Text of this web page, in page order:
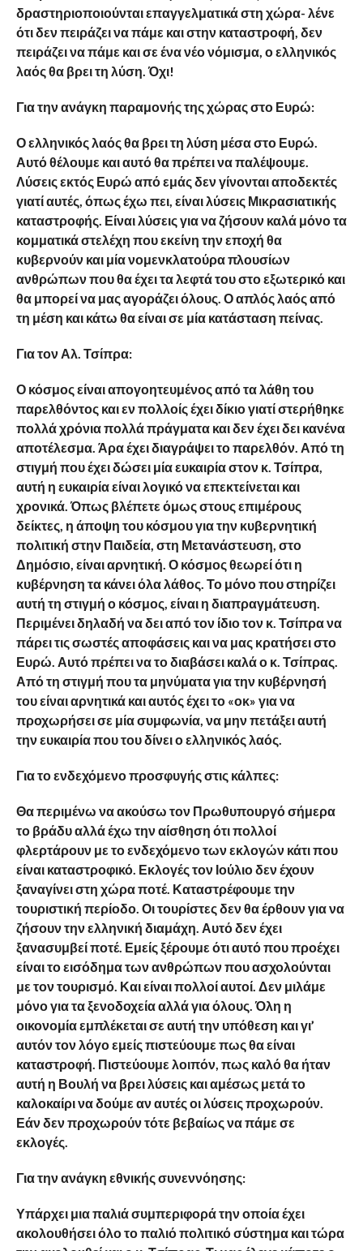
δραστηριοποιούνται επαγγελματικά στη χώρα- λένε
ότι δεν πειράζει να πάμε και στην καταστροφή, δεν
πειράζει να πάμε και σε ένα νέο νόμισμα, ο ελληνικός
λαός θα βρει τη λύση. Όχι!
Για την ανάγκη παραμονής της χώρας στο Ευρώ:
Ο ελληνικός λαός θα βρει τη λύση μέσα στο Ευρώ.
Αυτό θέλουμε και αυτό θα πρέπει να παλέψουμε.
Λύσεις εκτός Ευρώ από εμάς δεν γίνονται αποδεκτές
γιατί αυτές, όπως έχω πει, είναι λύσεις Μικρασιατικής
καταστροφής. Είναι λύσεις για να ζήσουν καλά μόνο τα
κομματικά στελέχη που εκείνη την εποχή θα
κυβερνούν και μία νομενκλατούρα πλουσίων
ανθρώπων που θα έχει τα λεφτά του στο εξωτερικό και
θα μπορεί να μας αγοράζει όλους. Ο απλός λαός από
τη μέση και κάτω θα είναι σε μία κατάσταση πείνας.
Για τον Αλ. Τσίπρα:
Ο κόσμος είναι απογοητευμένος από τα λάθη του
παρελθόντος και εν πολλοίς έχει δίκιο γιατί στερήθηκε
πολλά χρόνια πολλά πράγματα και δεν έχει δει κανένα
αποτέλεσμα. Άρα έχει διαγράψει το παρελθόν. Από τη
στιγμή που έχει δώσει μία ευκαιρία στον κ. Τσίπρα,
αυτή η ευκαιρία είναι λογικό να επεκτείνεται και
χρονικά. Όπως βλέπετε όμως στους επιμέρους
δείκτες, η άποψη του κόσμου για την κυβερνητική
πολιτική στην Παιδεία, στη Μετανάστευση, στο
Δημόσιο, είναι αρνητική. Ο κόσμος θεωρεί ότι η
κυβέρνηση τα κάνει όλα λάθος. Το μόνο που στηρίζει
αυτή τη στιγμή ο κόσμος, είναι η διαπραγμάτευση.
Περιμένει δηλαδή να δει από τον ίδιο τον κ. Τσίπρα να
πάρει τις σωστές αποφάσεις και να μας κρατήσει στο
Ευρώ. Αυτό πρέπει να το διαβάσει καλά ο κ. Τσίπρας.
Από τη στιγμή που τα μηνύματα για την κυβέρνησή
του είναι αρνητικά και αυτός έχει το «οκ» για να
προχωρήσει σε μία συμφωνία, να μην πετάξει αυτή
την ευκαιρία που του δίνει ο ελληνικός λαός.
Για το ενδεχόμενο προσφυγής στις κάλπες:
Θα περιμένω να ακούσω τον Πρωθυπουργό σήμερα
το βράδυ αλλά έχω την αίσθηση ότι πολλοί
φλερτάρουν με το ενδεχόμενο των εκλογών κάτι που
είναι καταστροφικό. Εκλογές τον Ιούλιο δεν έχουν
ξαναγίνει στη χώρα ποτέ. Καταστρέφουμε την
τουριστική περίοδο. Οι τουρίστες δεν θα έρθουν για να
ζήσουν την ελληνική διαμάχη. Αυτό δεν έχει
ξανασυμβεί ποτέ. Εμείς ξέρουμε ότι αυτό που προέχει
είναι το εισόδημα των ανθρώπων που ασχολούνται
με τον τουρισμό. Και είναι πολλοί αυτοί. Δεν μιλάμε
μόνο για τα ξενοδοχεία αλλά για όλους. Όλη η
οικονομία εμπλέκεται σε αυτή την υπόθεση και γι’
αυτόν τον λόγο εμείς πιστεύουμε πως θα είναι
καταστροφή. Πιστεύουμε λοιπόν, πως καλό θα ήταν
αυτή η Βουλή να βρει λύσεις και αμέσως μετά το
καλοκαίρι να δούμε αν αυτές οι λύσεις προχωρούν.
Εάν δεν προχωρούν τότε βεβαίως να πάμε σε
εκλογές.
Για την ανάγκη εθνικής συνεννόησης:
Υπάρχει μια παλιά συμπεριφορά την οποία έχει
ακολουθήσει όλο το παλιό πολιτικό σύστημα και τώρα